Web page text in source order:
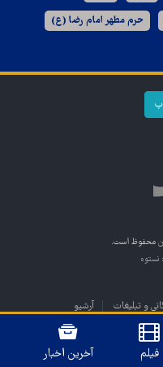
حرم مطهر امام رضا (ع)
محفوظ است.
نستوه
و تبلیغات آرشیو
فیلم آخرین اخبار